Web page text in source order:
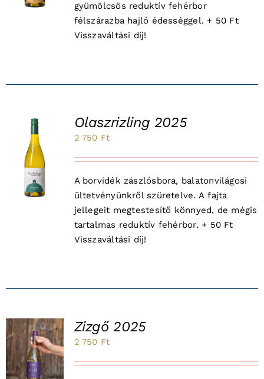
gyümölcsös reduktív fehérbor
félszárazba hajló édességgel. + 50 Ft
Visszaváltási díj!
Olaszrizling 2025
2 750 Ft
A borvidék zászlósbora, balatonvilágosi
ültetvényünkről szüretelve. A fajta
jellegeit megtestesítő könnyed, de mégis
tartalmas reduktív fehérbor. + 50 Ft
Visszaváltási díj!
Zizgő 2025
2 750 Ft